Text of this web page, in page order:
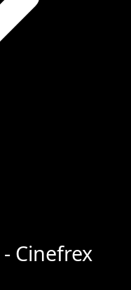
- Cinefrex